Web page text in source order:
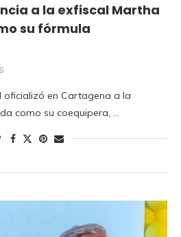
a la exfiscal Martha
su fórmula
oficializó en Cartagena a la
como su coequipera, …